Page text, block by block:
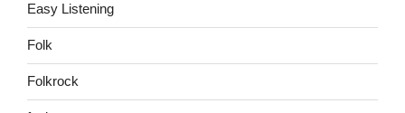
Easy Listening
Folk
Folkrock